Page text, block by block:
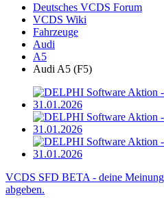
Deutsches VCDS Forum
VCDS Wiki
Fahrzeuge
Audi
A5
Audi A5 (F5)
VCDS SFD BETA - deine
abgeben.